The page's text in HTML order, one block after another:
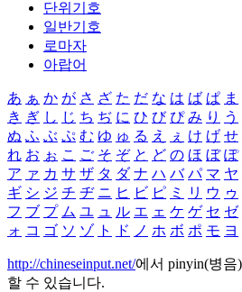
단위기호
일반기호
로마자
아랍어
あ ぁ か が さ ざ た だ な は ば ぱ ま
き ぎ し じ ち ぢ に ひ び ぴ み り う
ぬ ふ ぶ ぷ む ゆ ゅ る え ぇ け げ せ
れ お ぉ こ ご そ ぞ と ど の ほ ぼ ぽ
ア ァ カ サ ザ タ ダ ナ ハ バ パ マ ヤ
ギ シ ジ チ ヂ ニ ヒ ビ ピ ミ リ ウ ゥ
フ ブ プ ム ユ ュ ル エ ェ ケ ゲ セ ゼ
ォ コ ゴ ソ ゾ ト ド ノ ホ ボ ポ モ ヨ
http://chineseinput.net/에서 pinyin(병
할 수 있습니다.